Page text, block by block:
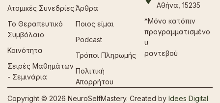
Ατομικές Συνεδρίες
Το Θεραπευτικό
Συμβόλαιο
Κοινότητα
Σειρές Μαθημάτων
- Σεμινάρια
Άρθρα
Ποιος είμαι
Podcast
Τρόποι Πληρωμής
Πολιτική
Απορρήτου
Αθήνα, 15235
*Μόνο κατόπιν
προγραμματισμένο
υ
ραντεβού
Copyright © 2026 NeuroSelfMastery. Created by Idees Digital